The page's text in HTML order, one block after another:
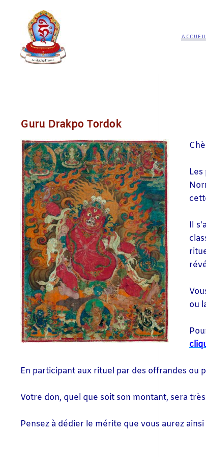
Guru Drakpo Tordok
Il
ou
En participant aux rituel par des offrandes ou
Votre don, quel que soit son montant, sera
Pensez à dédier le mérite que vous aurez